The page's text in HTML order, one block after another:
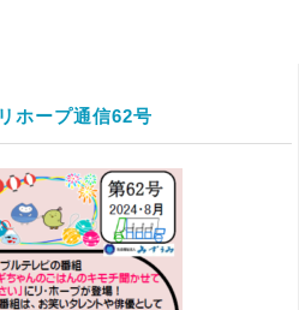
ープ通信62号